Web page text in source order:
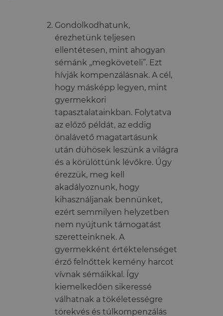
Gondolkodhatunk,
érezhetünk teljesen
ellentétesen, mint ahogyan
sémánk „megköveteli”. Ezt
hívják kompenzálásnak. A cél,
hogy másképp legyen, mint
gyermekkori
tapasztalatainkban. Folytatva
az előző példát, az eddig
önalávető magatartásunk
után dühösek leszünk a világra
és a körülöttünk lévőkre. Úgy
érezzük, meg kell
akadályoznunk, hogy
kihasználjanak bennünket,
ezért semmilyen helyzetben
nem nyújtunk támogatást
szeretteinknek. A
gyermekként értéktelenséget
érző felnőttek kemény harcot
vívnak sémáikkal. Így
kiemelkedően sikeressé
válhatnak a tökéletességre
törekvés és túlkompenzálás